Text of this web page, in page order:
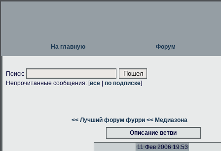
На главную Форум
Поиск:
Непрочитанные сообщения: [все по подписке]
<< Лучший форум фурри << Медиазона
Описание ветви
11 Фев 2006 19:53